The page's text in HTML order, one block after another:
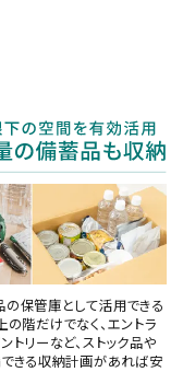
保管庫として活用できる
の階だけでなく、エントラ
トリーなど、ストック品や
きる収納計画があれば安